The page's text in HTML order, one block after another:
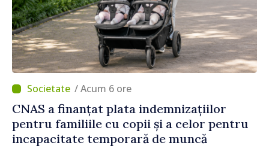
/ Acum 6 ore
CNAS a finanțat plata indemnizațiilor
pentru familiile cu copii și a celor pentru
incapacitate temporară de muncă